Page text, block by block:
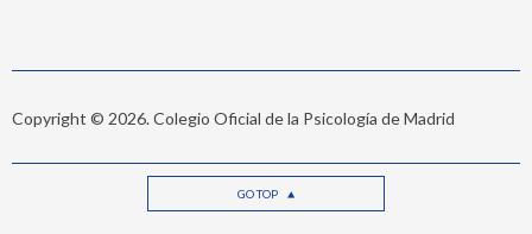
Copyright © 2026. Colegio Oficial de la Psicología de Madrid
GO TOP